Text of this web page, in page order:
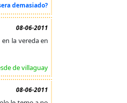
demasiado?
08-06-2011
la vereda en
de villaguay
08-06-2011